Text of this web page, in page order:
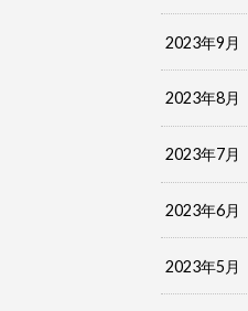
2023年9月
2023年8月
2023年7月
2023年6月
2023年5月